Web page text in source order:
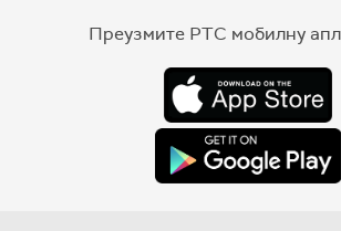
Преузмите РТС мобилну